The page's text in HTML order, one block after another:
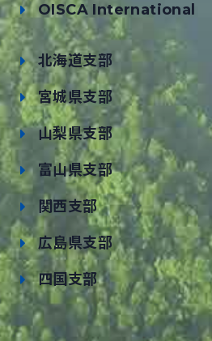
OISCA International
北海道支部
宮城県支部
山梨県支部
富山県支部
関西支部
広島県支部
四国支部